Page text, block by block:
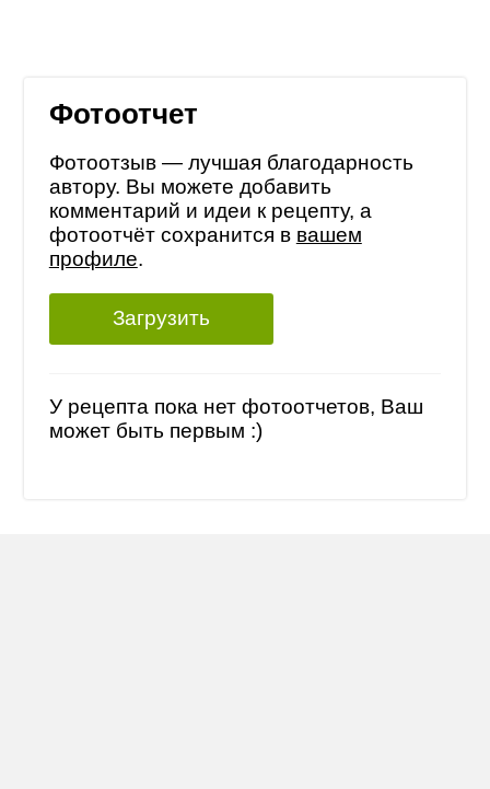
Фотоотчет
Фотоотзыв — лучшая благодарность
автору. Вы можете добавить
комментарий и идеи к рецепту, а
фотоотчёт сохранится в вашем
профиле.
Загрузить
У рецепта пока нет фотоотчетов, Ваш
может быть первым :)